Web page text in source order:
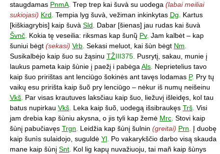
staugdamas PnmA. Trep trep kai šuvà su uodega (labai meiliai
sukiojasi) Krd. Tempia lyg šuvà, vežiman inkinkytas Dg. Kartus
[kiškiagrybis] kaip šuvà Sld. Dabar [šienas] jau rudas kai šuvà
Švnč. Kokia tę veseilia: riksmas kap šunų̃ Pv. Jam kalbėt – kap
šuniui bėgt (sekasi) Vrb. Sekasi meluot, kai šùn bėgt Nm.
Susikalbėjo kaip šuo su žąsinu TŽIII375. Pusrytį, sakau, munie į
laukus pameta kaip šùnie į paežį i pabėgaAls. Neprietelius tavo
kaip šuo pririštas ant lenciūgo šokinės ant tavęs lodamas P. Pry tų
vaikų esu pririšta kaip šuõ pry lenciūgo – nėkur iš numų neišeinu
Vkš. Par visas krautuves laksčiau kaip šuo, liežuvį išleidęs, kol tau
batus nupirkau Vkš. Leka kaip šuõ, uodegą išsibraukęs Trš. Visi
jam drebia kap šùniu akysna, o jis tyli kap žemė Mrc. Stovi kaip
šùnį pabučiavęs Trgn. Leidžia kap šùnį šulnin (greitai) Prn. Į duobę
kaip šunìs sulaidojo, suguldė Yl. Po vakarykščio darbo visą skauda
mane kaip šùnį Snt. Kol lig kapų nuvažiuoju, tai mañ kaip šùnys